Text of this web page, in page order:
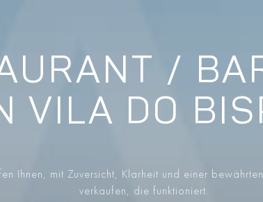
/
VILA DO
Ihnen, mit Zuversicht, Klarheit und einer
verkaufen, die funktioniert.